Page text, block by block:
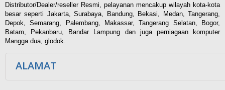
Distributor/Dealer/reseller Resmi, pelayanan mencakup wilayah kota-kota
besar seperti Jakarta, Surabaya, Bandung, Bekasi, Medan, Tangerang,
Depok, Semarang, Palembang, Makassar, Tangerang Selatan, Bogor,
Batam, Pekanbaru, Bandar Lampung dan juga perniagaan komputer
Mangga dua, glodok.
ALAMAT